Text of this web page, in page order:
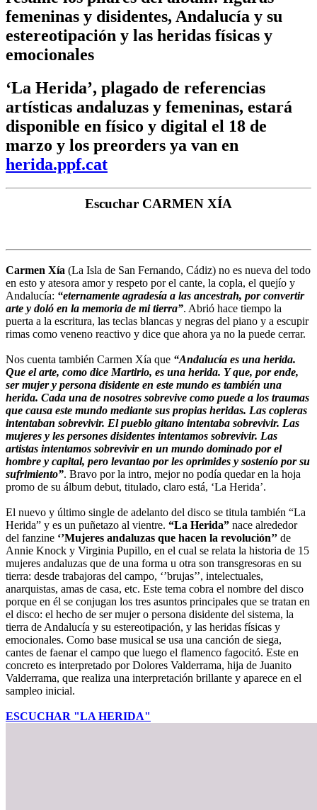
femeninas y disidentes, Andalucía y su
estereotipación y las heridas físicas y
emocionales
‘La Herida’, plagado de referencias
artísticas andaluzas y femeninas, estará
disponible en físico y digital el 18 de
marzo y los preorders ya van en
herida.ppf.cat
Escuchar CARMEN XÍA
Carmen Xía (La Isla de San Fernando, Cádiz) no es nueva del todo
en esto y atesora amor y respeto por el cante, la copla, el quejío y
Andalucía: “eternamente agradesía a las ancestrah, por convertir
arte y doló en la memoria de mi tierra”. Abrió hace tiempo la
puerta a la escritura, las teclas blancas y negras del piano y a escupir
rimas como veneno reactivo y dice que ahora ya no la puede cerrar.
Nos cuenta también Carmen Xía que “Andalucía es una herida.
Que el arte, como dice Martirio, es una herida. Y que, por ende,
ser mujer y persona disidente en este mundo es también una
herida. Cada una de nosotres sobrevive como puede a los traumas
que causa este mundo mediante sus propias heridas. Las copleras
intentaban sobrevivir. El pueblo gitano intentaba sobrevivir. Las
mujeres y les persones disidentes intentamos sobrevivir. Las
artistas intentamos sobrevivir en un mundo dominado por el
hombre y capital, pero levantao por les oprimides y sostenío por su
sufrimiento”. Bravo por la intro, mejor no podía quedar en la hoja
promo de su álbum debut, titulado, claro está, ‘La Herida’.
El nuevo y último single de adelanto del disco se titula también “La
Herida” y es un puñetazo al vientre. “La Herida” nace alrededor
del fanzine ‘’Mujeres andaluzas que hacen la revolución’’ de
Annie Knock y Virginia Pupillo, en el cual se relata la historia de 15
mujeres andaluzas que de una forma u otra son transgresoras en su
tierra: desde trabajoras del campo, ‘’brujas’’, intelectuales,
anarquistas, amas de casa, etc. Este tema cobra el nombre del disco
porque en él se conjugan los tres asuntos principales que se tratan en
el disco: el hecho de ser mujer o persona disidente del sistema, la
tierra de Andalucía y su estereotipación, y las heridas físicas y
emocionales. Como base musical se usa una canción de siega,
cantes de faenar el campo que luego el flamenco fagocitó. Este en
concreto es interpretado por Dolores Valderrama, hija de Juanito
Valderrama, que realiza una interpretación brillante y aparece en el
sampleo inicial.
ESCUCHAR "LA HERIDA"